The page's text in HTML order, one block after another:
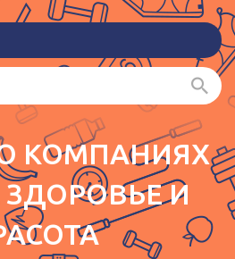
КОМПАНИЯХ
ЗДОРОВЬЕ И